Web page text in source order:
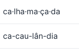
ca·lha·ma·ça·da
ca-cau-lân-dia